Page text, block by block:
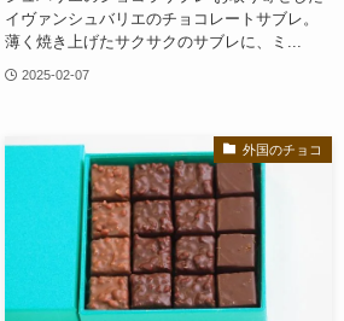
イヴァンシュバリエのチョコレートサブレ。
薄く焼き上げたサクサクのサブレに、ミ...
2025-02-07
外国のチョコ